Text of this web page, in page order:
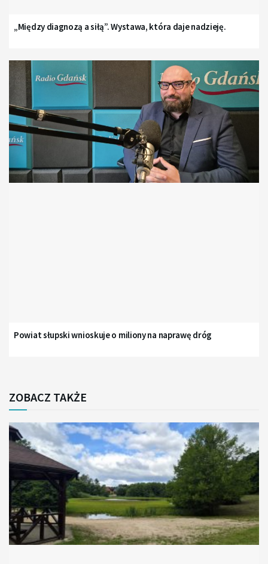
„Między diagnozą a siłą”. Wystawa, która daje nadzieję.
Powiat słupski wnioskuje o miliony na naprawę dróg
ZOBACZ TAKŻE